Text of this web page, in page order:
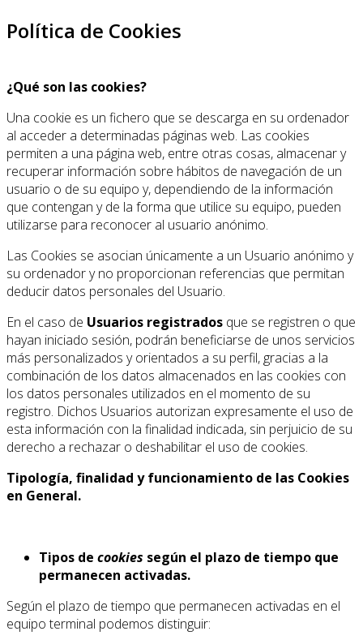
Política de Cookies
¿Qué son las cookies?
Una cookie es un fichero que se descarga en su ordenador
al acceder a determinadas páginas web. Las cookies
permiten a una página web, entre otras cosas, almacenar y
recuperar información sobre hábitos de navegación de un
usuario o de su equipo y, dependiendo de la información
que contengan y de la forma que utilice su equipo, pueden
utilizarse para reconocer al usuario anónimo.
Las Cookies se asocian únicamente a un Usuario anónimo y
su ordenador y no proporcionan referencias que permitan
deducir datos personales del Usuario.
En el caso de Usuarios registrados que se registren o que
hayan iniciado sesión, podrán beneficiarse de unos servicios
más personalizados y orientados a su perfil, gracias a la
combinación de los datos almacenados en las cookies con
los datos personales utilizados en el momento de su
registro. Dichos Usuarios autorizan expresamente el uso de
esta información con la finalidad indicada, sin perjuicio de su
derecho a rechazar o deshabilitar el uso de cookies.
Tipología, finalidad y funcionamiento de las Cookies
en General.
Tipos de cookies según el plazo de tiempo que
permanecen activadas.
Según el plazo de tiempo que permanecen activadas en el
equipo terminal podemos distinguir: